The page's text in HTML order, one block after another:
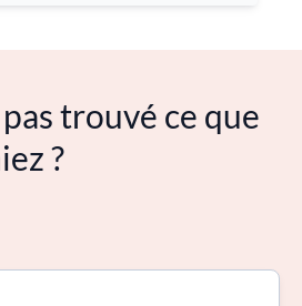
trouvé ce que
?